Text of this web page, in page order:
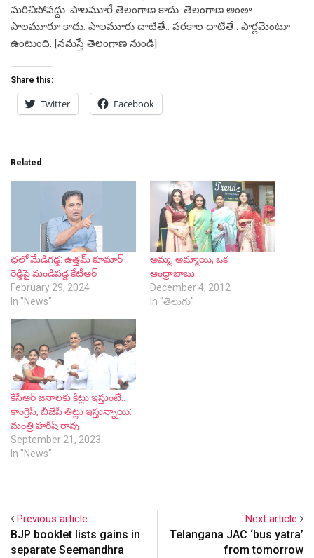
మరిచిపోవద్దు. పాలమూరే తెలంగాణ కాదు. తెలంగాణ అంతా
పాలమూరూ కాదు. పాలమూరు దాటితే.. పరకాల దాటితే.. పార్లమెంటూ
ఉంటుంది. [నమస్తే తెలంగాణ నుండి]
Share this:
Twitter Facebook
Related
ఛలో మేడిగడ్డ: ఉత్తమ్ కూమార్
రెడ్డిపై మండిపడ్డ కేటీఆర్
February 29, 2024
In "News"
అమ్మ, అమ్మాయి, ఒక
ఆంధ్రాబాబు…
December 4, 2012
In "తెలుగు"
కేసీఆర్ జనాలకు కిట్లు ఇస్తుంటే..
కాంగ్రెస్, బీజేపీ తిట్లు ఇస్తున్నాయి:
మంత్రి హరీష్ రావు
September 21, 2023
In "News"
Previous article
BJP booklet lists gains in
separate Seemandhra‎
Next article
Telangana JAC ‘bus yatra’
from tomorrow